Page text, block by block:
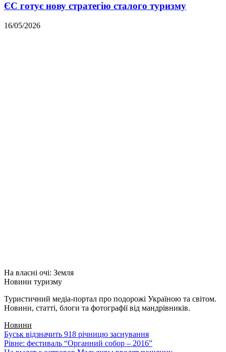
ЄС готує нову стратегію сталого туризму
16/05/2026
На власні очі: Земля
Новини туризму
Туристичний медіа-портал про подорожі Україною та світом.
Новини, статті, блоги та фотографії від мандрівників.
Новини
Буськ відзначить 918 річницю заснування
Рівне: фестиваль “Органний собор – 2016”